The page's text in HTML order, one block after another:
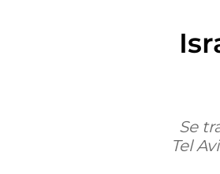
Se
Tel